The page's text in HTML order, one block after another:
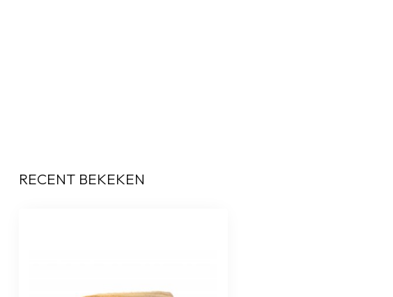
RECENT BEKEKEN